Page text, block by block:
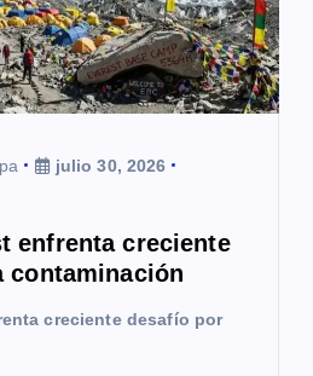
julio 30, 2026
enfrenta creciente
contaminación
creciente desafío por